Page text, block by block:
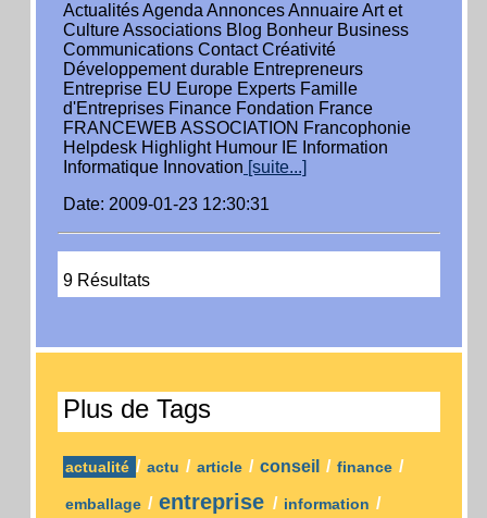
Actualités Agenda Annonces Annuaire Art et
Culture Associations Blog Bonheur Business
Communications Contact Créativité
Développement durable Entrepreneurs
Entreprise EU Europe Experts Famille
d'Entreprises Finance Fondation France
FRANCEWEB ASSOCIATION Francophonie
Helpdesk Highlight Humour IE Information
Informatique Innovation [suite...]
Date: 2009-01-23 12:30:31
9 Résultats
Plus de Tags
actualité / actu / article / conseil / finance /
emballage / entreprise / information /